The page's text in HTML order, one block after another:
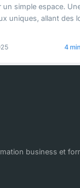
un simple espace.
uniques, allant des
4
business et